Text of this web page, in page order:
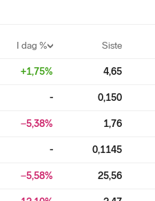
I dag % Siste
+1,75% 4,65
- 0,150
−5,38% 1,76
- 0,1145
−5,58% 25,56